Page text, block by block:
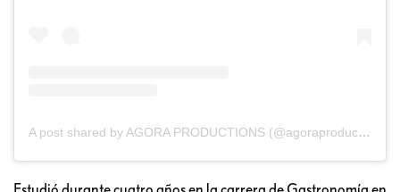
A post shared by AGORA PRODUCTIONS (@agoraproductions)